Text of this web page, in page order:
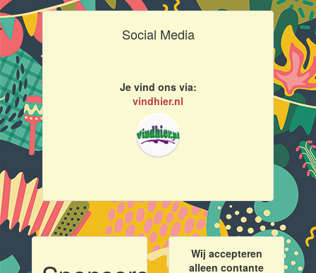
Social Media
Je vind ons via:
vindhier.nl
Wij accepteren
alleen contante